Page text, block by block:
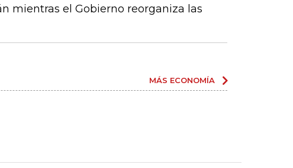
mientras el Gobierno reorganiza las
MÁS ECONOMÍA